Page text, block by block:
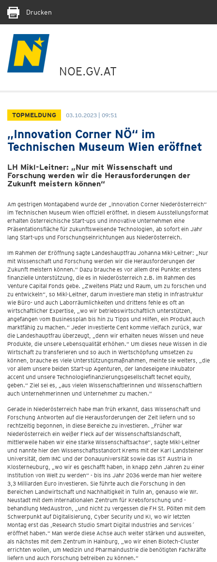
Drucken
NOE.GV.AT
TOPMELDUNG 03.10.2023 | 09:51
„Innovation Corner NÖ“ im
Technischen Museum Wien eröffnet
LH Mikl-Leitner: „Nur mit Wissenschaft und
Forschung werden wir die Herausforderungen der
Zukunft meistern können“
Am gestrigen Montagabend wurde der „Innovation Corner Niederösterreich“
im Technischen Museum Wien offiziell eröffnet. In diesem Ausstellungsformat
erhalten österreichische Start-ups und innovative Unternehmen eine
Präsentationsfläche für zukunftsweisende Technologien, ab sofort ein Jahr
lang Start-ups und Forschungseinrichtungen aus Niederösterreich.
Im Rahmen der Eröffnung sagte Landeshauptfrau Johanna Mikl-Leitner: „Nur
mit Wissenschaft und Forschung werden wir die Herausforderungen der
Zukunft meistern können.“ Dazu brauche es vor allem drei Punkte: erstens
finanzielle Unterstützung, die es in Niederösterreich z.B. im Rahmen des
Venture Capital Fonds gebe. „Zweitens Platz und Raum, um zu forschen und
zu entwickeln“, so Mikl-Leitner, darum investiere man stetig in Infrastruktur
wie Büro- und auch Laborräumlichkeiten und drittens fehle es oft an
wirtschaftlicher Expertise, „wo wir betriebswirtschaftlich unterstützen,
angefangen vom Businessplan bis hin zu Tipps und Hilfen, ein Produkt auch
marktfähig zu machen.“ Jeder investierte Cent komme vielfach zurück, war
die Landeshauptfrau überzeugt, „denn wir erhalten neues Wissen und neue
Produkte, die unsere Lebensqualität erhöhen.“ Um dieses neue Wissen in die
Wirtschaft zu transferieren und so auch in Wertschöpfung umsetzen zu
können, brauche es viele Unterstützungsmaßnahmen, meinte sie weiters, „die
vor allem unsere beiden Start-up Agenturen, der landeseigene Inkubator
accent und unsere Technologiefinanzierungsgesellschaft tecnet equity,
geben.“ Ziel sei es, „aus vielen Wissenschaftlerinnen und Wissenschaftlern
auch Unternehmerinnen und Unternehmer zu machen.“
Gerade in Niederösterreich habe man früh erkannt, dass Wissenschaft und
Forschung Antworten auf die Herausforderungen der Zeit liefern und so
rechtzeitig begonnen, in diese Bereiche zu investieren. „Früher war
Niederösterreich ein weißer Fleck auf der Wissenschaftslandschaft,
mittlerweile haben wir eine starke Wissenschaftsachse“, sagte Mikl-Leitner
und nannte hier den Wissenschaftsstandort Krems mit der Karl Landsteiner
Universität, dem IMC und der Donauuniversität sowie das IST Austria in
Klosterneuburg, „wo wir es geschafft haben, in knapp zehn Jahren zu einer
Institution von Welt zu werden“ - bis ins Jahr 2036 werde man hier weitere
3,3 Milliarden Euro investieren. Sie führte auch die Forschung in den
Bereichen Landwirtschaft und Nachhaltigkeit in Tulln an, genauso wie Wr.
Neustadt mit dem internationalen Zentrum für Krebsforschung und -
behandlung MedAustron, „und nicht zu vergessen die FH St. Pölten mit dem
Schwerpunkt auf Digitalisierung, Cyber Security und KI, wo wir letzten
Montag erst das ,Research Studio Smart Digital Industries and Services´
eröffnet haben.“ Man werde diese Achse auch weiter stärken und ausweiten,
als nächstes mit dem Zentrum in Hainburg, „wo wir einen Biotech-Cluster
errichten wollen, um Medizin und Pharmaindustrie die benötigten Fachkräfte
liefern und auch Forschung betreiben zu können.“